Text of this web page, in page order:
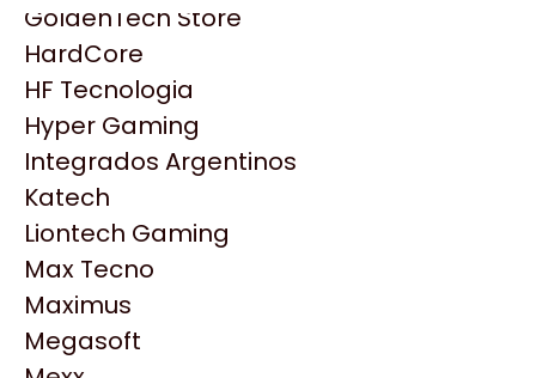
HP
HyperX
INNO3D
Intel
Kingston
Lenovo
Logitech
MSI
NVIDIA GeForce
NZXT
GoldenTech Store
HardCore
HF Tecnologia
Hyper Gaming
Integrados Argentinos
Katech
Liontech Gaming
Max Tecno
Maximus
Megasoft